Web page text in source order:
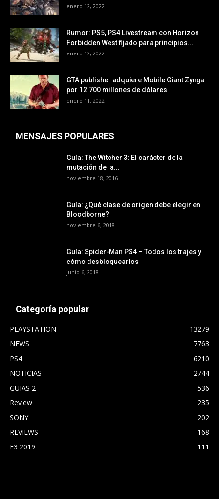
enero 12, 2022
Rumor: PS5, PS4 Livestream con Horizon
Forbidden West fijado para principios...
enero 12, 2022
GTA publisher adquiere Mobile Giant Zynga
por 12.700 millones de dólares
enero 11, 2022
MENSAJES POPULARES
Guía: The Witcher 3: El carácter de la
mutación de la...
noviembre 18, 2016
Guía: ¿Qué clase de origen debe elegir en
Bloodborne?
noviembre 6, 2018
Guía: Spider-Man PS4 – Todos los trajes y
cómo desbloquearlos
junio 6, 2018
Categoría popular
PLAYSTATION
13279
NEWS
7763
PS4
6210
NOTICIAS
2744
GUIAS 2
536
Review
235
SONY
202
REVIEWS
168
E3 2019
111